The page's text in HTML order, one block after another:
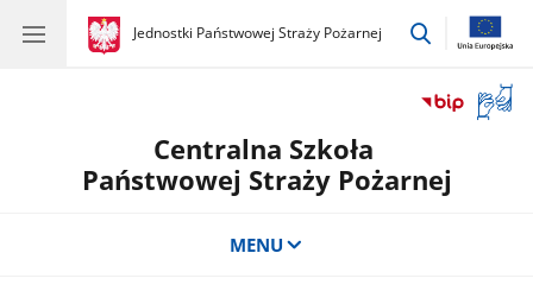
gov.pl
Jednostki Państwowej Straży Pożarnej
gov.pl
Jednostki
przejdź
okno
Centralna Szkoła
Państwowej Straży Pożarnej
MENU